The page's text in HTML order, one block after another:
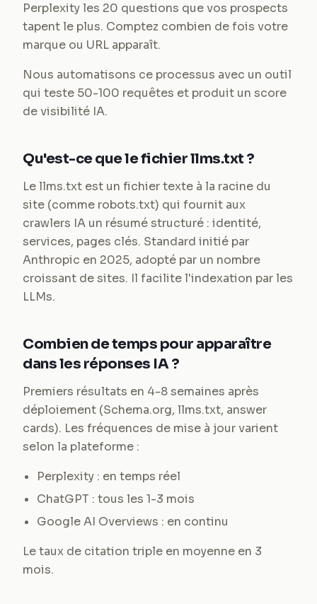
Perplexity les 20 questions que vos prospects
tapent le plus. Comptez combien de fois votre
marque ou URL apparaît.
Nous automatisons ce processus avec un outil
qui teste 50-100 requêtes et produit un score
de visibilité IA.
Qu'est-ce que le fichier llms.txt ?
Le llms.txt est un fichier texte à la racine du
site (comme robots.txt) qui fournit aux
crawlers IA un résumé structuré : identité,
services, pages clés. Standard initié par
Anthropic en 2025, adopté par un nombre
croissant de sites. Il facilite l'indexation par les
LLMs.
Combien de temps pour apparaître
dans les réponses IA ?
Premiers résultats en 4-8 semaines après
déploiement (Schema.org, llms.txt, answer
cards). Les fréquences de mise à jour varient
selon la plateforme :
Perplexity : en temps réel
ChatGPT : tous les 1-3 mois
Google AI Overviews : en continu
Le taux de citation triple en moyenne en 3
mois.